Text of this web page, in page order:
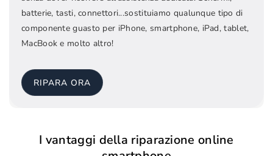
batterie, tasti, connettori...sostituiamo qualunque tipo di
componente guasto per iPhone, smartphone, iPad, tablet,
MacBook e molto altro!
RIPARA ORA
I vantaggi della riparazione online